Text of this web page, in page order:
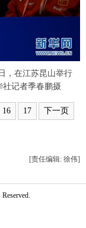
返回PC
，在江苏昆山举行
社记者季春鹏摄
16 17 下一页
[责任编辑: 徐伟]